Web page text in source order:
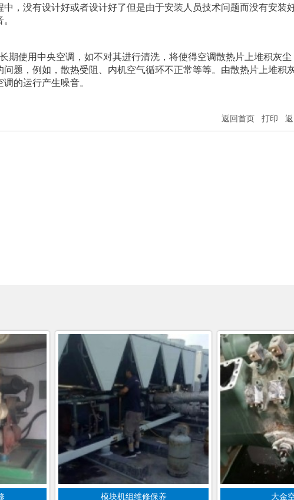
中，没有设计好或者设计好了但是由于安装人员技术问题而没有安装
使用中央空调，如不对其进行清洗，将使得空调散热片上堆积灰尘
问题，例如，散热受阻、内机空气循环不正常等等。由散热片上堆积
的运行产生噪音。
返回首页 打印
模块机组维修保养 大金